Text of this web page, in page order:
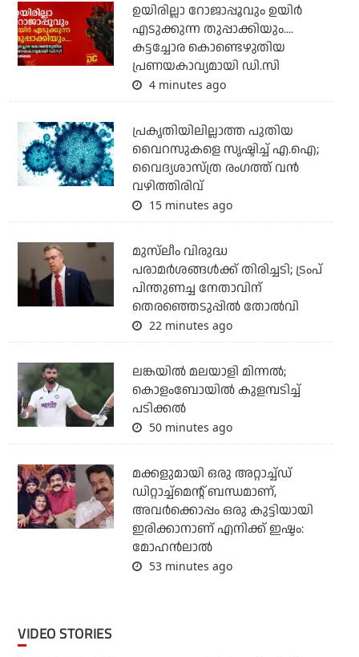
ഉയിരില്ലാ റോജാപ്പൂവും ഉയിര്‍
എടുക്കുന്ന തുപ്പാക്കിയും....
കട്ടച്ചോര കൊണ്ടെഴുതിയ
പ്രണയകാവ്യമായി ഡി.സി
4 minutes ago
പ്രകൃതിയിലില്ലാത്ത പുതിയ
വൈറസുകളെ സൃഷ്ടിച്ച് എ.ഐ;
വൈദ്യശാസ്ത്ര രംഗത്ത് വന്‍
വഴിത്തിരിവ്
15 minutes ago
മുസ്‌ലീം വിരുദ്ധ
പരാമര്‍ശങ്ങള്‍ക്ക് തിരിച്ചടി; ട്രംപ്
പിന്തുണച്ച നേതാവിന്
തെരഞ്ഞെടുപ്പില്‍ തോല്‍വി
22 minutes ago
ലങ്കയില്‍ മലയാളി മിന്നല്‍;
കൊളംബോയിൽ കുളമ്പടിച്ച്
പടിക്കല്‍
50 minutes ago
മക്കളുമായി ഒരു അറ്റാച്ച്ഡ്
ഡിറ്റാച്ച്മെന്റ് ബന്ധമാണ്,
അവർക്കൊപ്പം ഒരു കുട്ടിയായി
ഇരിക്കാനാണ് എനിക്ക് ഇഷ്ടം:
മോഹൻലാൽ
53 minutes ago
VIDEO STORIES